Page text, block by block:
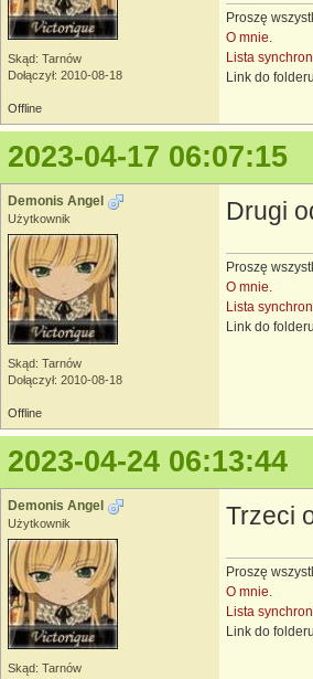
Skąd: Tarnów
Dołączył: 2010-08-18
Proszę
O mnie.
Lista
Link do
Offline
2023-04-17 06:07:15
Demonis Angel
Użytkownik
Skąd: Tarnów
Dołączył: 2010-08-18
Drugi
Proszę
O mnie.
Lista
Link do
Offline
2023-04-24 06:13:44
Demonis Angel
Użytkownik
Skąd: Tarnów
Trzeci
Proszę
O mnie.
Lista
Link do